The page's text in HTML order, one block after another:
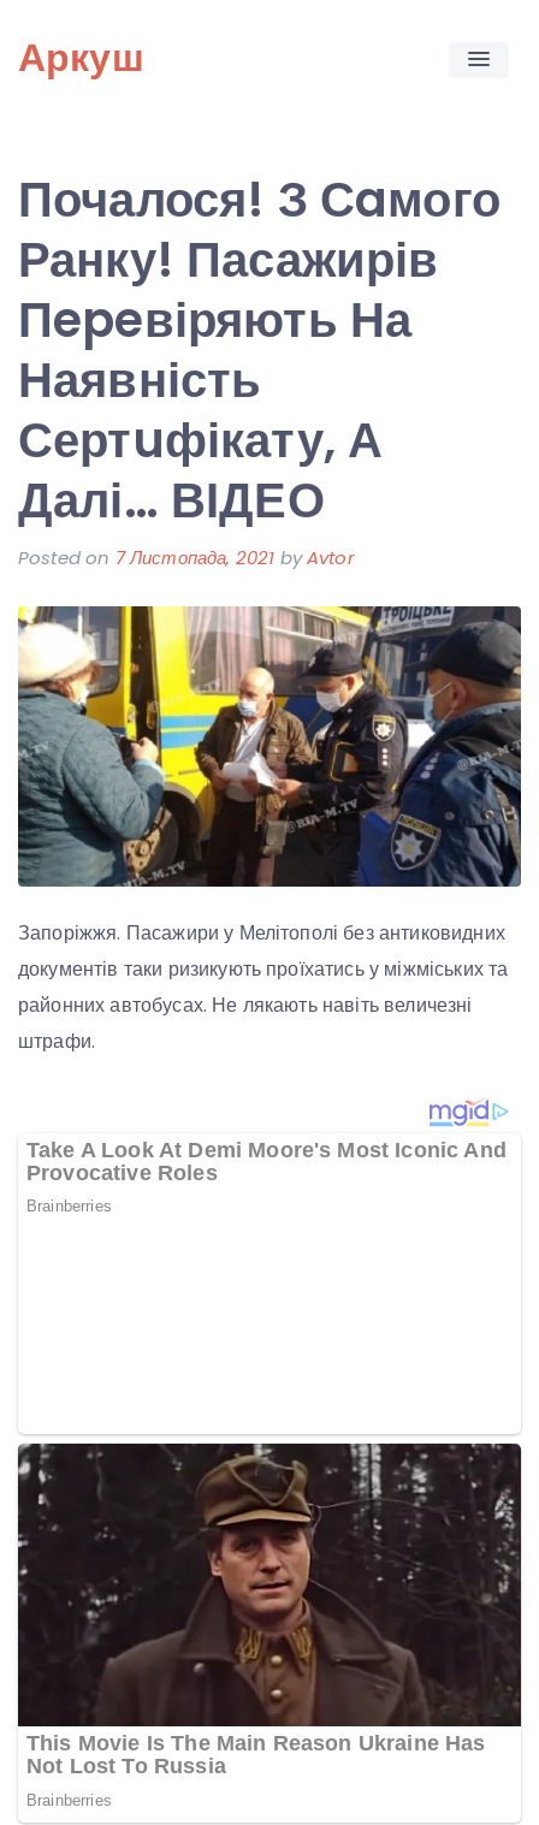
content
Аркуш
Почалося! З Сaмого
Ранку! Пасажирів
Пepeвіряють На
Наявність
Сертuфікату, А
Далі… ВІДЕО
Posted on 7 Листопада, 2021 byAvtor
Запоріжжя. Пасажири у Мелітополі без антиковидних
документів таки ризикують проїхатись у міжміських та
районних автобусах. Не лякають навіть величезні
штрафи.